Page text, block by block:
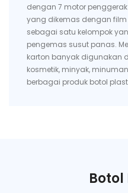
dengan 7 motor
yang dikemas dengan
sebagai satu kelompok
pengemas susut panas.
karton banyak digunakan
kosmetik, minyak,
berbagai produk botol